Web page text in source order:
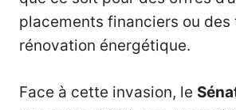
placements financiers ou des
rénovation énergétique.
Face à cette invasion, le